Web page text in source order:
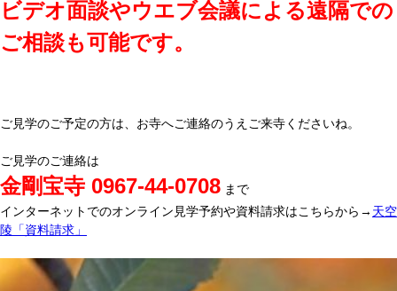
ビデオ面談やウエブ会議による遠隔での
ご相談も可能です。
ご見学のご予定の方は、お寺へご連絡のうえご来寺くださいね。
ご見学のご連絡は
金剛宝寺 0967-44-0708 まで
インターネットでのオンライン見学予約や資料請求はこちらから→ 天空
陵「資料請求」